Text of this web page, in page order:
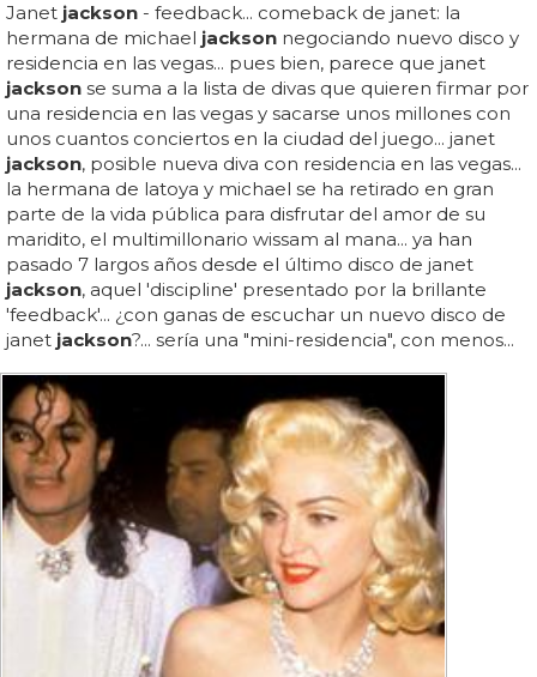
Janet jackson - feedback... comeback de janet: la
hermana de michael jackson negociando nuevo disco y
residencia en las vegas... pues bien, parece que janet
jackson se suma a la lista de divas que quieren firmar por
una residencia en las vegas y sacarse unos millones con
unos cuantos conciertos en la ciudad del juego... janet
jackson, posible nueva diva con residencia en las vegas...
la hermana de latoya y michael se ha retirado en gran
parte de la vida pública para disfrutar del amor de su
maridito, el multimillonario wissam al mana... ya han
pasado 7 largos años desde el último disco de janet
jackson, aquel 'discipline' presentado por la brillante
'feedback'... ¿con ganas de escuchar un nuevo disco de
janet jackson?... sería una "mini-residencia", con menos...